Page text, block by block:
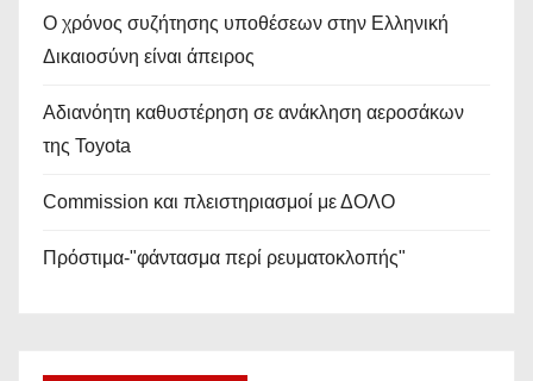
Ο χρόνος συζήτησης υποθέσεων στην Ελληνική
Δικαιοσύνη είναι άπειρος
Αδιανόητη καθυστέρηση σε ανάκληση αεροσάκων
της Toyota
Commission και πλειστηριασμοί με ΔΟΛΟ
Πρόστιμα-"φάντασμα περί ρευματοκλοπής"